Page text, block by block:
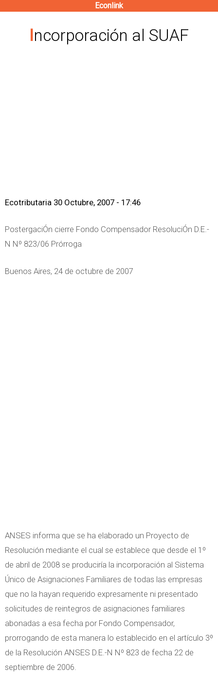
contenido
Econlink
Incorporación al SUAF
Ecotributaria 30 Octubre, 2007 - 17:46
PostergaciÓn cierre Fondo Compensador ResoluciÓn D.E.-
N Nº 823/06 Prórroga
Buenos Aires, 24 de octubre de 2007
ANSES informa que se ha elaborado un Proyecto de
Resolución mediante el cual se establece que desde el 1º
de abril de 2008 se produciría la incorporación al Sistema
Único de Asignaciones Familiares de todas las empresas
que no la hayan requerido expresamente ni presentado
solicitudes de reintegros de asignaciones familiares
abonadas a esa fecha por Fondo Compensador,
prorrogando de esta manera lo establecido en el artículo 3º
de la Resolución ANSES D.E.-N Nº 823 de fecha 22 de
septiembre de 2006.